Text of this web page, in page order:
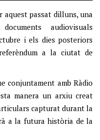
aquest passat dilluns, una
audiovisuals
i els dies posteriors
a la ciutat de
conjuntament amb Ràdio
manera un arxiu creat
capturat durant la
a la futura història de la